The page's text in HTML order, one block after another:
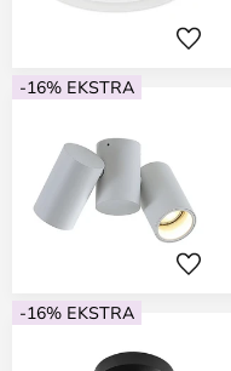
-16% EKSTRA
-16% EKSTRA